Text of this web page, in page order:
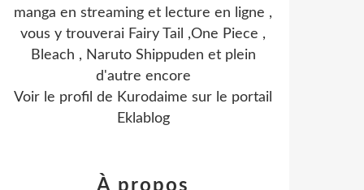
manga en streaming et lecture en ligne ,
vous y trouverai Fairy Tail ,One Piece ,
Bleach , Naruto Shippuden et plein
d'autre encore
Voir le profil de Kurodaime sur le portail
Eklablog
À propos